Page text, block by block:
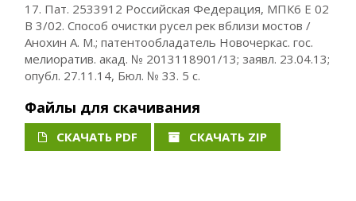
17. Пат. 2533912 Российская Федерация, МПК6 Е 02
В 3/02. Способ очистки русел рек вблизи мостов /
Анохин А. М.; патентообладатель Новочеркас. гос.
мелиоратив. акад. № 2013118901/13; заявл. 23.04.13;
опубл. 27.11.14, Бюл. № 33. 5 c.
Файлы для скачивания
СКАЧАТЬ PDF СКАЧАТЬ ZIP